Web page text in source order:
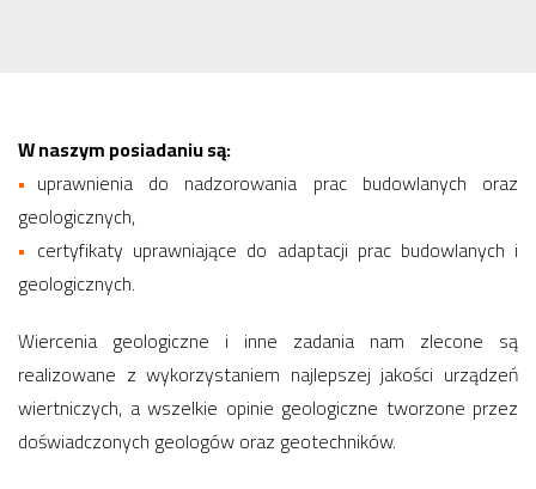
W naszym posiadaniu są:
uprawnienia do nadzorowania prac budowlanych oraz
geologicznych,
certyfikaty uprawniające do adaptacji prac budowlanych i
geologicznych.
Wiercenia geologiczne i inne zadania nam zlecone są
realizowane z wykorzystaniem najlepszej jakości urządzeń
wiertniczych, a wszelkie opinie geologiczne tworzone przez
doświadczonych geologów oraz geotechników.